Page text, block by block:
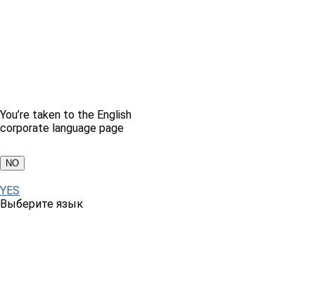
You’re taken to the English
corporate language page
NO
YES
Выберите язык